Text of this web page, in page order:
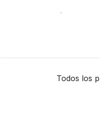
.
Todos los